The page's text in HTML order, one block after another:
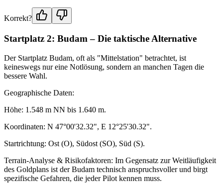
Korrekt?
Startplatz 2: Budam – Die taktische Alternative
Der Startplatz Budam, oft als "Mittelstation" betrachtet, ist
keineswegs nur eine Notlösung, sondern an manchen Tagen die
bessere Wahl.
Geographische Daten:
Höhe: 1.548 m NN bis 1.640 m.
Koordinaten: N 47°00'32.32", E 12°25'30.32".
Startrichtung: Ost (O), Südost (SO), Süd (S).
Terrain-Analyse & Risikofaktoren: Im Gegensatz zur Weitläufigkeit
des Goldplans ist der Budam technisch anspruchsvoller und birgt
spezifische Gefahren, die jeder Pilot kennen muss.